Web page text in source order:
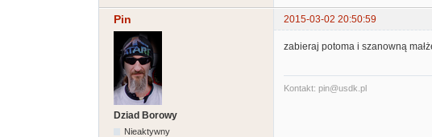
Pin 2015-03-02 20:50:59
Dziad Borowy
Nieaktywny
zabieraj potoma i szanowną
Kontakt: pin@usdk.pl